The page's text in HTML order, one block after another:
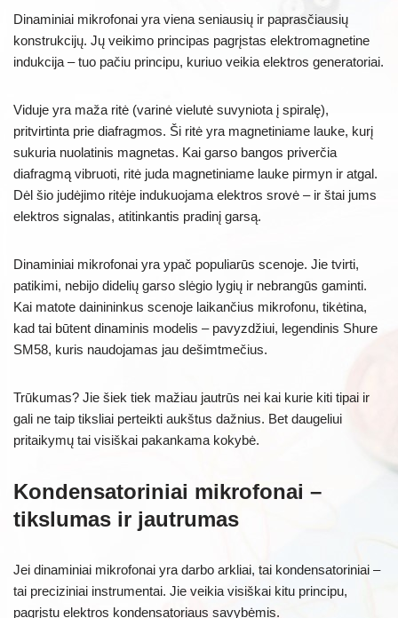
Dinaminiai mikrofonai yra viena seniausių ir paprasčiausių
konstrukcijų. Jų veikimo principas pagrįstas elektromagnetine
indukcija – tuo pačiu principu, kuriuo veikia elektros generatoriai.
Viduje yra maža ritė (varinė vielutė suvyniota į spiralę),
pritvirtinta prie diafragmos. Ši ritė yra magnetiniame lauke, kurį
sukuria nuolatinis magnetas. Kai garso bangos priverčia
diafragmą vibruoti, ritė juda magnetiniame lauke pirmyn ir atgal.
Dėl šio judėjimo ritėje indukuojama elektros srovė – ir štai jums
elektros signalas, atitinkantis pradinį garsą.
Dinaminiai mikrofonai yra ypač populiarūs scenoje. Jie tvirti,
patikimi, nebijo didelių garso slėgio lygių ir nebrangūs gaminti.
Kai matote dainininkus scenoje laikančius mikrofonu, tikėtina,
kad tai būtent dinaminis modelis – pavyzdžiui, legendinis Shure
SM58, kuris naudojamas jau dešimtmečius.
Trūkumas? Jie šiek tiek mažiau jautrūs nei kai kurie kiti tipai ir
gali ne taip tiksliai perteikti aukštus dažnius. Bet daugeliui
pritaikymų tai visiškai pakankama kokybė.
Kondensatoriniai mikrofonai –
tikslumas ir jautrumas
Jei dinaminiai mikrofonai yra darbo arkliai, tai kondensatoriniai –
tai preciziniai instrumentai. Jie veikia visiškai kitu principu,
pagrįstu elektros kondensatoriaus savybėmis.